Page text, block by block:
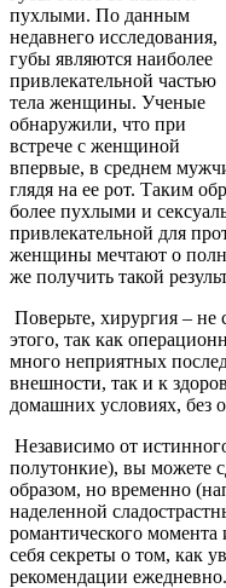
пухлыми. По данным
недавнего исследования,
губы являются наиболее
привлекательной частью
тела женщины. Ученые
обнаружили, что при
встрече с женщиной
впервые, в среднем
глядя на ее рот. Таким
более пухлыми и
привлекательной для
женщины мечтают о
же получить такой
Поверьте, хирургия –
этого, так как
много неприятных
внешности, так и к
домашних условиях, без
Независимо от
полутонкие), вы можете
образом, но временно
наделенной
романтического
себя секреты о том, как
рекомендации ежедневно.